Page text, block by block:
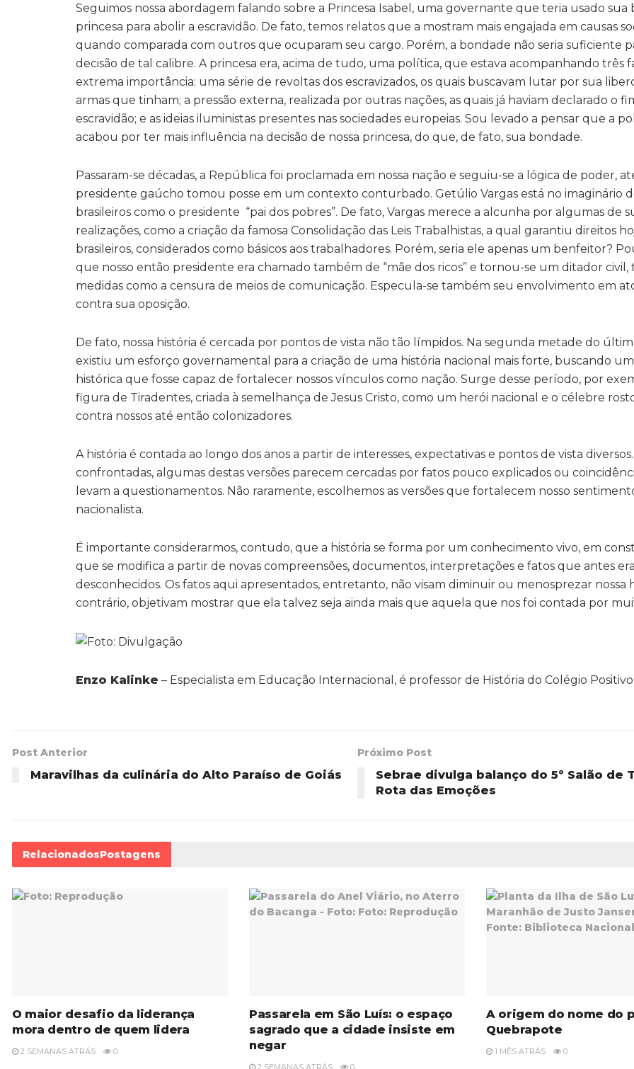
Seguimos nossa abordagem falando sobre a Princesa Isabel, uma governante que teria usado sua
princesa para abolir a escravidão. De fato, temos relatos que a mostram mais engajada em causas
quando comparada com outros que ocuparam seu cargo. Porém, a bondade não seria suficiente
decisão de tal calibre. A princesa era, acima de tudo, uma política, que estava acompanhando três
extrema importância: uma série de revoltas dos escravizados, os quais buscavam lutar por sua
armas que tinham; a pressão externa, realizada por outras nações, as quais já haviam declarado o
escravidão; e as ideias iluministas presentes nas sociedades europeias. Sou levado a pensar que a
acabou por ter mais influência na decisão de nossa princesa, do que, de fato, sua bondade.
Passaram-se décadas, a República foi proclamada em nossa nação e seguiu-se a lógica de poder,
presidente gaúcho tomou posse em um contexto conturbado. Getúlio Vargas está no imaginário
brasileiros como o presidente “pai dos pobres”. De fato, Vargas merece a alcunha por algumas de
realizações, como a criação da famosa Consolidação das Leis Trabalhistas, a qual garantiu direitos
brasileiros, considerados como básicos aos trabalhadores. Porém, seria ele apenas um benfeitor?
que nosso então presidente era chamado também de “mãe dos ricos” e tornou-se um ditador civil,
medidas como a censura de meios de comunicação. Especula-se também seu envolvimento em
contra sua oposição.
De fato, nossa história é cercada por pontos de vista não tão límpidos. Na segunda metade do
existiu um esforço governamental para a criação de uma história nacional mais forte, buscando
histórica que fosse capaz de fortalecer nossos vínculos como nação. Surge desse período, por
figura de Tiradentes, criada à semelhança de Jesus Cristo, como um herói nacional e o célebre
contra nossos até então colonizadores.
A história é contada ao longo dos anos a partir de interesses, expectativas e pontos de vista
confrontadas, algumas destas versões parecem cercadas por fatos pouco explicados ou
levam a questionamentos. Não raramente, escolhemos as versões que fortalecem nosso
nacionalista.
É importante considerarmos, contudo, que a história se forma por um conhecimento vivo, em
que se modifica a partir de novas compreensões, documentos, interpretações e fatos que antes
desconhecidos. Os fatos aqui apresentados, entretanto, não visam diminuir ou menosprezar nossa
contrário, objetivam mostrar que ela talvez seja ainda mais que aquela que nos foi contada por
Enzo Kalinke – Especialista em Educação Internacional, é professor de História do Colégio Positivo
Post Anterior
Maravilhas da culinária do Alto Paraíso de Goiás
Próximo Post
Sebrae divulga balanço do 5º Salão de
Rota das Emoções
RelacionadosPostagens
O maior desafio da liderança
mora dentro de quem lidera
2 SEMANAS ATRÁS 0
Passarela em São Luís: o espaço
sagrado que a cidade insiste em
negar
A origem do nome do
Quebrapote
1 MÊS ATRÁS 0